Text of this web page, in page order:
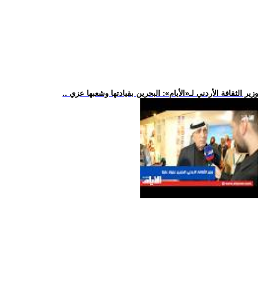
.. وزير الثقافة الأردني لـ«الأيام»: البحرين بقيادتها وشعبها عزي